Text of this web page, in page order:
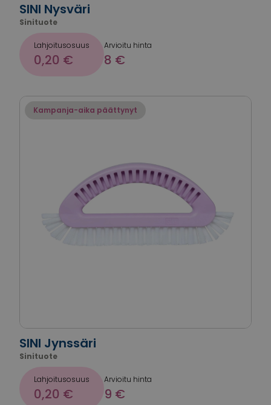
SINI Nysväri
Sinituote
Lahjoitusosuus
0,20 €
Arvioitu hinta
8 €
Kampanja-aika päättynyt
SINI Jynssäri
Sinituote
Lahjoitusosuus
0,20 €
Arvioitu hinta
9 €